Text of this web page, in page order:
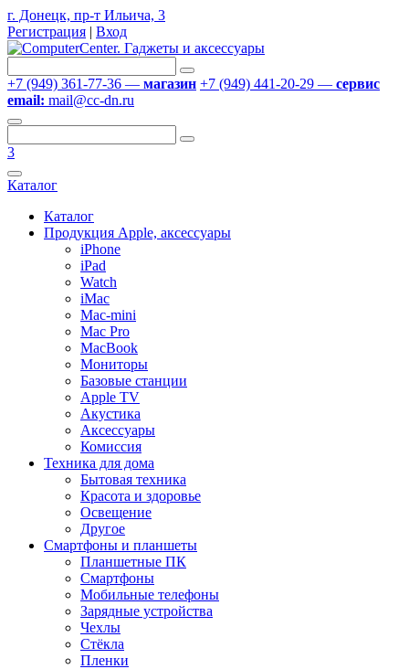
г. Донецк, пр-т Ильича, 3
Регистрация | Вход
+7 (949) 361-77-36 — магазин +7 (949) 441-20-29 — сервис
email: mail@cc-dn.ru
3
Каталог
Каталог
Продукция Apple, аксессуары
iPhone
iPad
Watch
iMac
Mac-mini
Mac Pro
MacBook
Мониторы
Базовые станции
Apple TV
Акустика
Аксессуары
Комиссия
Техника для дома
Бытовая техника
Красота и здоровье
Освещение
Другое
Смартфоны и планшеты
Планшетные ПК
Смартфоны
Мобильные телефоны
Зарядные устройства
Чехлы
Стёкла
Пленки